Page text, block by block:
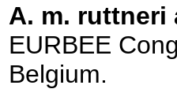
A. m. ruttneri
EURBEE
Belgium.